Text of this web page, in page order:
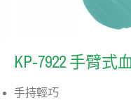
KP-7922 手臂式
手持輕巧